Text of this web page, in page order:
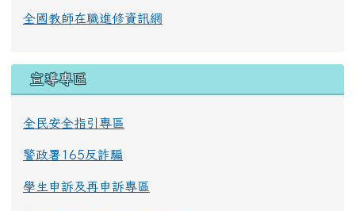
全國教師在職進修資訊網
宣導專區
全民安全指引專區
警政署165反詐騙
學生申訴及再申訴專區